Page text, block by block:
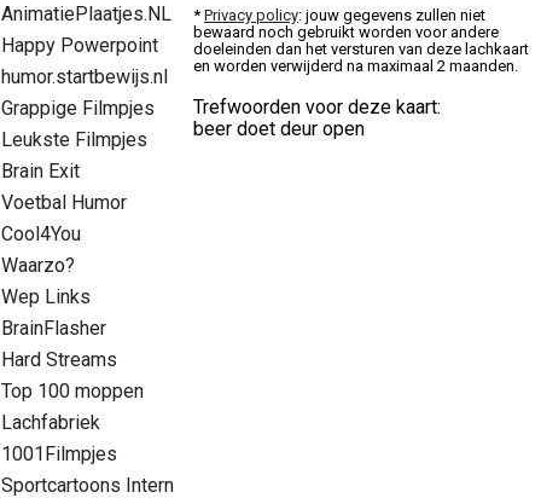
AnimatiePlaatjes.NL
Happy Powerpoint
humor.startbewijs.nl
Grappige Filmpjes
Leukste Filmpjes
Brain Exit
Voetbal Humor
Cool4You
Waarzo?
Wep Links
BrainFlasher
Hard Streams
Top 100 moppen
Lachfabriek
1001Filmpjes
Sportcartoons Intern
* Privacy policy: jouw gegevens zullen niet
bewaard noch gebruikt worden voor andere
doeleinden dan het versturen van deze lachkaart
en worden verwijderd na maximaal 2 maanden.
Trefwoorden voor deze kaart:
beer doet deur open